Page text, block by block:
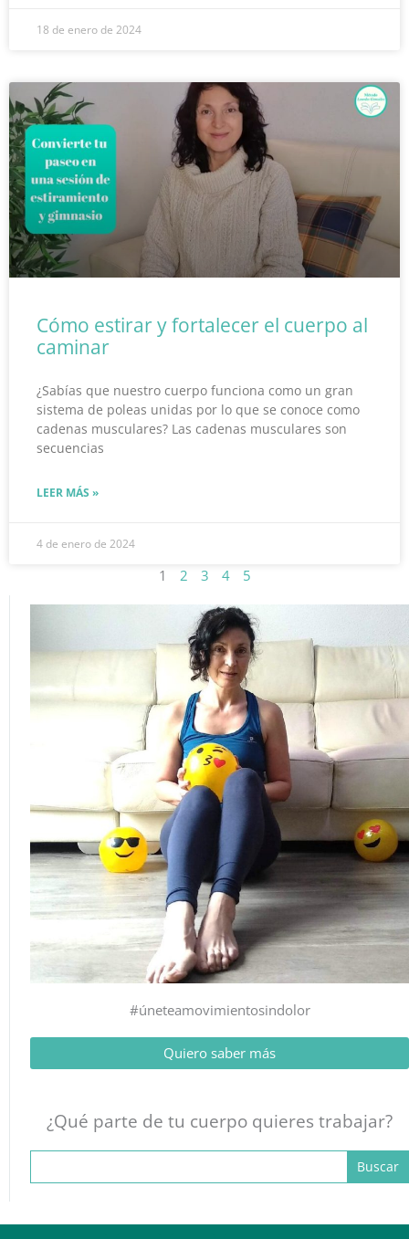
18 de enero de 2024
Cómo estirar y fortalecer el cuerpo al
caminar
¿Sabías que nuestro cuerpo funciona como un gran
sistema de poleas unidas por lo que se conoce como
cadenas musculares? Las cadenas musculares son
secuencias
LEER MÁS »
4 de enero de 2024
1 2 3 4 5
#úneteamovimientosindolor
Quiero saber más
¿Qué parte de tu cuerpo quieres trabajar?
Buscar: